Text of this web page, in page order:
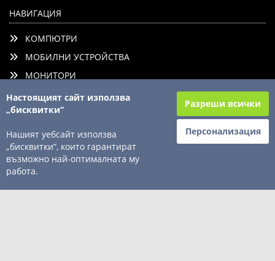
НАВИГАЦИЯ
КОМПЮТРИ
МОБИЛНИ УСТРОЙСТВА
МОНИТОРИ
ПЕРИФЕРИЯ
КОМПОНЕНТИ
КОНСУМАТИВИ
ТВ/АУДИО/ФОТО
АКСЕСОАРИ
Настоящият сайт използва
„бисквитки“
Нашият уебсайт използва
„бисквитки“, които гарантират
възможно най-оптималната му
работа.
Разреши всички
Персонализация